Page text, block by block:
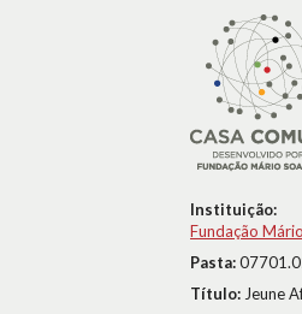
Instituição:
Fundação
Pasta:
Título: Jeune